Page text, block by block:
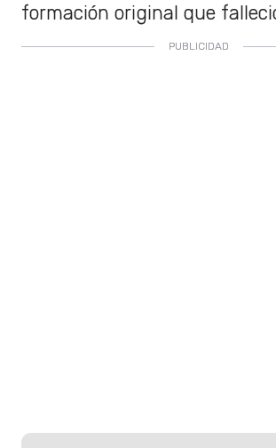
formación original que